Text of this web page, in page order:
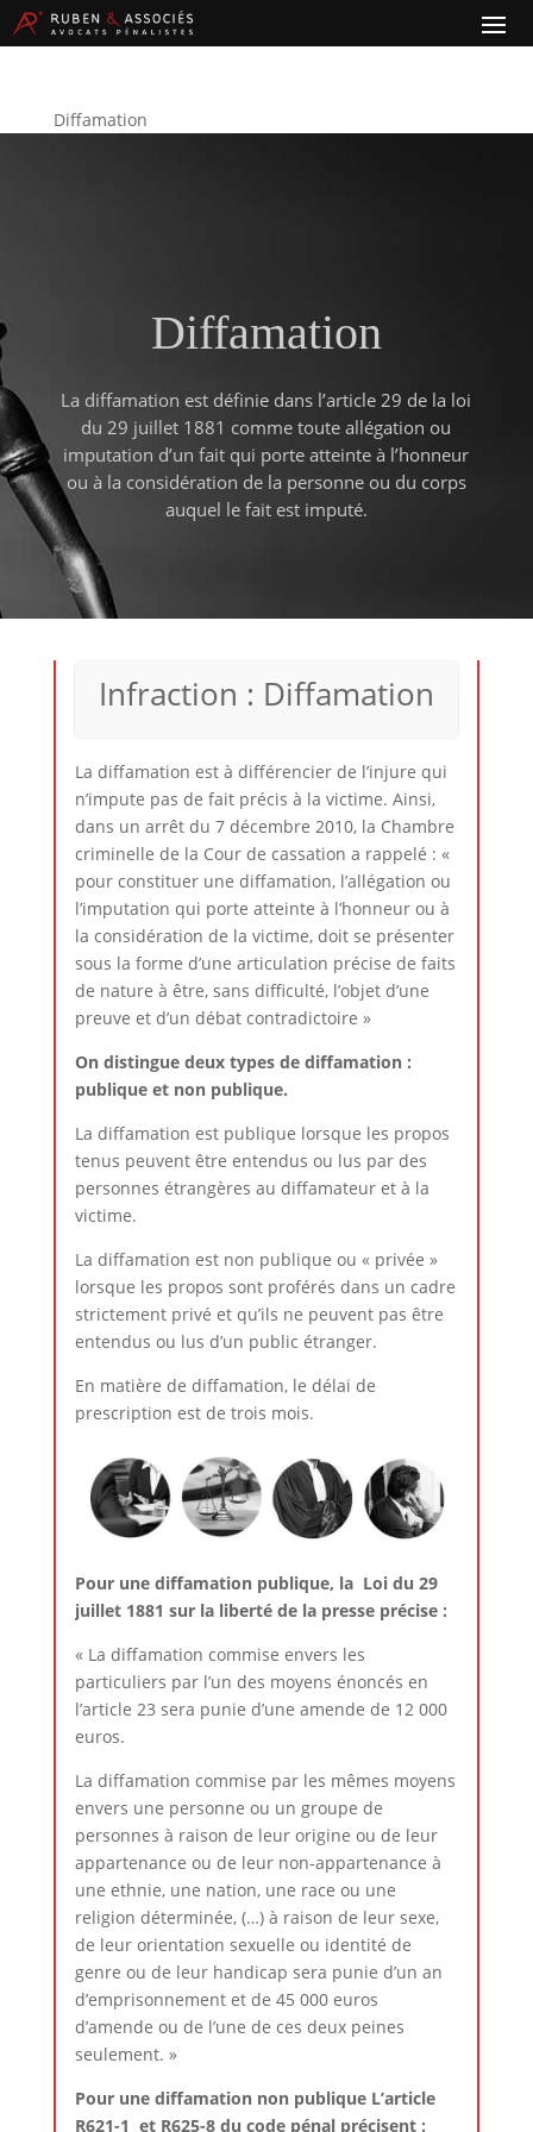
Diffamation
Diffamation
La diffamation est définie dans l’article 29 de la loi
du 29 juillet 1881 comme toute allégation ou
imputation d’un fait qui porte atteinte à l’honneur
ou à la considération de la personne ou du corps
auquel le fait est imputé.
Infraction : Diffamation
La diffamation est à différencier de l’injure qui
n’impute pas de fait précis à la victime. Ainsi,
dans un arrêt du 7 décembre 2010, la Chambre
criminelle de la Cour de cassation a rappelé : «
pour constituer une diffamation, l’allégation ou
l’imputation qui porte atteinte à l’honneur ou à
la considération de la victime, doit se présenter
sous la forme d’une articulation précise de faits
de nature à être, sans difficulté, l’objet d’une
preuve et d’un débat contradictoire »
On distingue deux types de diffamation :
publique et non publique.
La diffamation est publique lorsque les propos
tenus peuvent être entendus ou lus par des
personnes étrangères au diffamateur et à la
victime.
La diffamation est non publique ou « privée »
lorsque les propos sont proférés dans un cadre
strictement privé et qu’ils ne peuvent pas être
entendus ou lus d’un public étranger.
En matière de diffamation, le délai de
prescription est de trois mois.
Pour une diffamation publique, la Loi du 29
juillet 1881 sur la liberté de la presse précise :
« La diffamation commise envers les
particuliers par l’un des moyens énoncés en
l’article 23 sera punie d’une amende de 12 000
euros.
La diffamation commise par les mêmes moyens
envers une personne ou un groupe de
personnes à raison de leur origine ou de leur
appartenance ou de leur non-appartenance à
une ethnie, une nation, une race ou une
religion déterminée, (…) à raison de leur sexe,
de leur orientation sexuelle ou identité de
genre ou de leur handicap sera punie d’un an
d’emprisonnement et de 45 000 euros
d’amende ou de l’une de ces deux peines
seulement. »
Pour une diffamation non publique L’article
R621-1 et R625-8 du code pénal précisent :